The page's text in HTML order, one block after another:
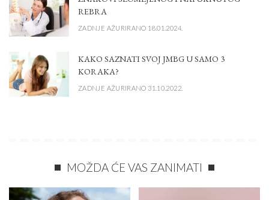
REBRA
ZADNJE AŽURIRANO 18.01.2024.
KAKO SAZNATI SVOJ JMBG U SAMO 3
KORAKA?
ZADNJE AŽURIRANO 31.10.2022.
MOŽDA ĆE VAS ZANIMATI